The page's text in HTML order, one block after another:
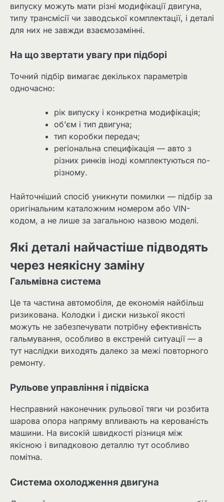
випуску можуть мати різні модифікації двигуна,
типу трансмісії чи заводської комплектації, і деталі
для них не завжди взаємозамінні.
На що звертати увагу при підборі
Точний підбір вимагає декількох параметрів
одночасно:
рік випуску і конкретна модифікація;
об’єм і тип двигуна;
тип коробки передач;
регіональна специфікація — авто з
різних ринків іноді комплектуються по-
різному.
Найточніший спосіб уникнути помилки — підбір за
оригінальним каталожним номером або VIN-
кодом, а не лише за загальною назвою моделі.
Які деталі найчастіше підводять
через неякісну заміну
Гальмівна система
Це та частина автомобіля, де економія найбільш
ризикована. Колодки і диски низької якості
можуть не забезпечувати потрібну ефективність
гальмування, особливо в екстреній ситуації — а
тут наслідки виходять далеко за межі повторного
ремонту.
Рульове управління і підвіска
Несправний наконечник рульової тяги чи розбита
шарова опора напряму впливають на керованість
машини. На високій швидкості різниця між
якісною і випадковою деталлю тут особливо
помітна.
Система охолодження двигуна